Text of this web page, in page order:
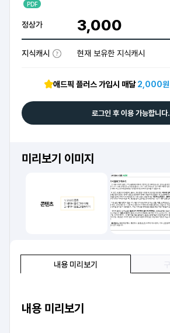
PDF
정상가 3,000
지식캐시 현재 보유한 지식캐시
애드픽 플러스 가입시 매달2,000원
로그인 후 이용 가능합니다.
내용 미리보기
내용 미리보기
미리보기 이미지